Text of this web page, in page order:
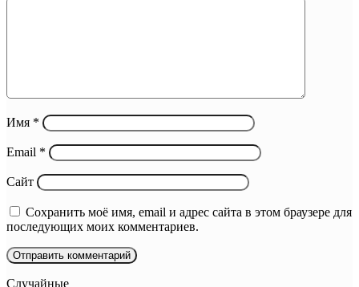
Имя *
Email *
Сайт
Сохранить моё имя, email и адрес сайта в этом браузере для
последующих моих комментариев.
Случайные